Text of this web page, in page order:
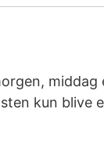
kun blive